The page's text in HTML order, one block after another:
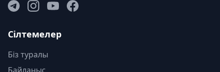
Сілтемелер
Біз туралы